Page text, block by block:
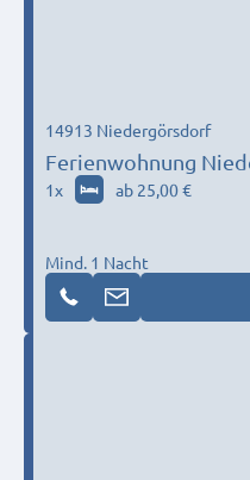
Ferienwohnung
14913 Niedergörsdorf
1x ab 25,00 €
Mind. 1 Nacht